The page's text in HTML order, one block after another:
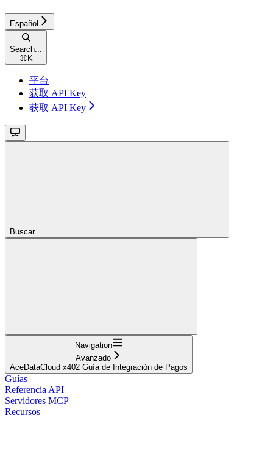
Español
Search...
⌘ K
平台
获取 API Key
获取 API Key
Buscar...
Navigation
Avanzado
AceDataCloud x402 Guía de Integración de Pagos
Guías
Referencia API
Servidores MCP
Recursos